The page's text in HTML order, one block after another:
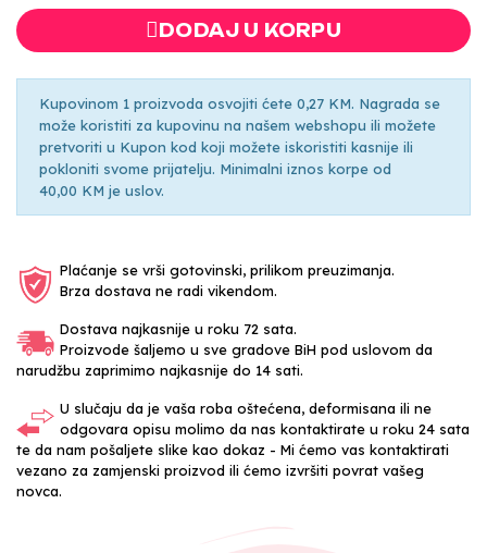
DODAJ U KORPU
Kupovinom 1 proizvoda osvojiti ćete 0,27 KM. Nagrada se
može koristiti za kupovinu na našem webshopu ili možete
pretvoriti u Kupon kod koji možete iskoristiti kasnije ili
pokloniti svome prijatelju. Minimalni iznos korpe od
40,00 KM je uslov.
Plaćanje se vrši gotovinski, prilikom preuzimanja.
Brza dostava ne radi vikendom.
Dostava najkasnije u roku 72 sata.
Proizvode šaljemo u sve gradove BiH pod uslovom da
narudžbu zaprimimo najkasnije do 14 sati.
U slučaju da je vaša roba oštećena, deformisana ili ne
odgovara opisu molimo da nas kontaktirate u roku 24 sata
te da nam pošaljete slike kao dokaz - Mi ćemo vas kontaktirati
vezano za zamjenski proizvod ili ćemo izvršiti povrat vašeg
novca.